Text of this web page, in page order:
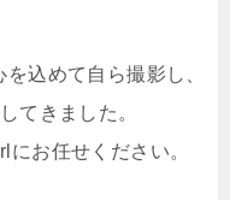
込めて自ら撮影し、
てきました。
お任せください。